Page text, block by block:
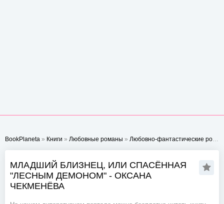
BookPlaneta » Книги » Любовные романы » Любовно-фантастические романы
МЛАДШИЙ БЛИЗНЕЦ, ИЛИ СПАСЁННАЯ
"ЛЕСНЫМ ДЕМОНОМ" - ОКСАНА
ЧЕКМЕНЁВА